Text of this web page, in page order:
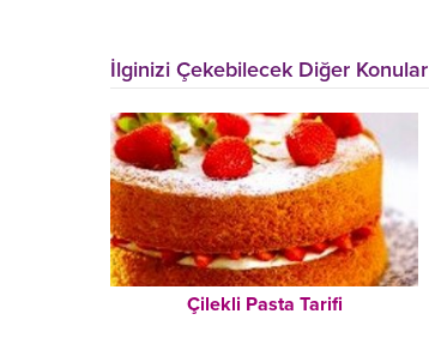
İlginizi Çekebilecek Diğer Konular
Çilekli Pasta Tarifi